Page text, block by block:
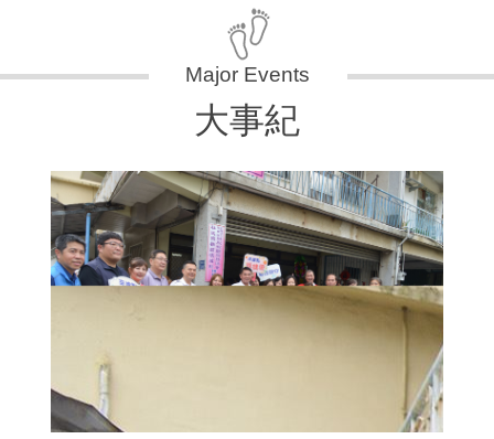
大事紀